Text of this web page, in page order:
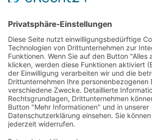
Podcasts, Themen und
Entdecken Sie unser Forum für
und Demokratie - jederzeit und
verfügbar.